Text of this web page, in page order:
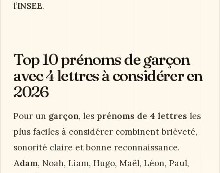
l’INSEE.
Top 10 prénoms de garçon
avec 4 lettres à considérer en
2026
Pour un garçon, les prénoms de 4 lettres les
plus faciles à considérer combinent brièveté,
sonorité claire et bonne reconnaissance.
Adam, Noah, Liam, Hugo, Maël, Léon, Paul,